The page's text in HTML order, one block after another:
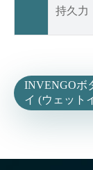
持久力
INVENGOボ
イ (ウェット